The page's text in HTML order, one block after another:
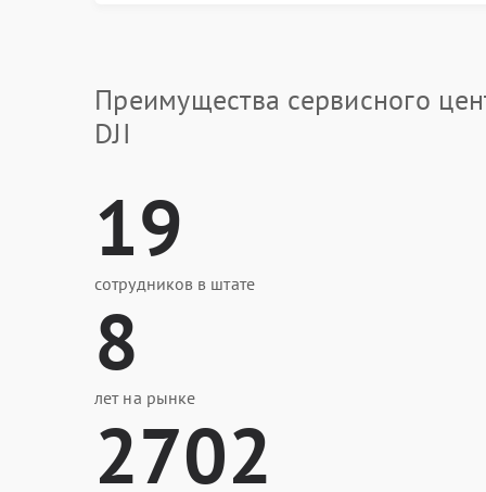
Преимущества сервисного
DJI
19
сотрудников в штате
8
лет на рынке
2702